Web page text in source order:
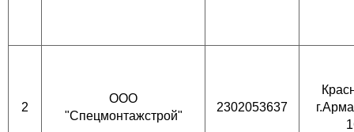
2
ООО
"Спецмонтажстрой"
2302053637